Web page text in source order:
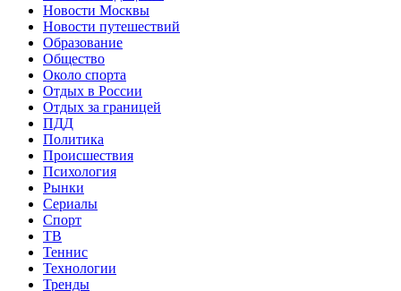
Новости Москвы
Новости путешествий
Образование
Общество
Около спорта
Отдых в России
Отдых за границей
ПДД
Политика
Происшествия
Психология
Рынки
Сериалы
Спорт
ТВ
Теннис
Технологии
Тренды